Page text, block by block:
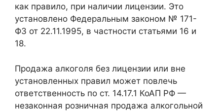
как правило, при наличии лицензии. Это
установлено Федеральным законом № 171-
ФЗ от 22.11.1995, в частности статьями 16 и
18.
Продажа алкоголя без лицензии или вне
установленных правил может повлечь
ответственность по ст. 14.17.1 КоАП РФ —
незаконная розничная продажа алкогольной